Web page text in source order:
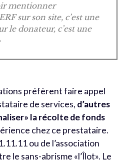
mentionner
sur son site, c’est une
le donateur, c’est une
préfèrent faire appel
de services, d’autres
la récolte de fonds
chez ce prestataire.
ou de l’association
le sans-abrisme «l’Îlot». Le